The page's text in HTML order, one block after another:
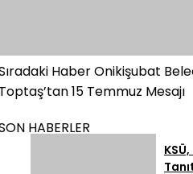
HaberOnikişubat
15 Temmuz Mesajı
HABERLER